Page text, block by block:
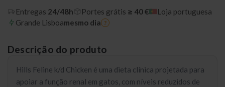
Entregas 24/48h Portes grátis ≥ 40 €
Loja portuguesa
Grande Lisboamesmo dia ?
Descrição do produto
Hills Feline k/d Chicken é uma dieta clínica projetada para
apoiar a função renal em gatos, com níveis reduzidos de